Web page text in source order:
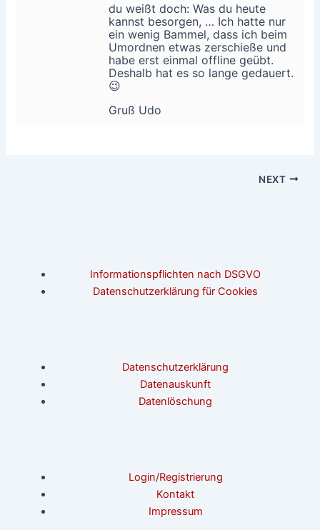
du weißt doch: Was du heute
kannst besorgen, … Ich hatte nur
ein wenig Bammel, dass ich beim
Umordnen etwas zerschieße und
habe erst einmal offline geübt.
Deshalb hat es so lange gedauert.
😉
Gruß Udo
NEXT
Informationspflichten nach DSGVO
Datenschutzerklärung für Cookies
Datenschutzerklärung
Datenauskunft
Datenlöschung
Login/Registrierung
Kontakt
Impressum